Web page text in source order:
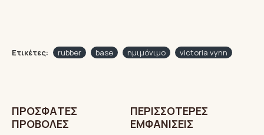
Ετικέτες: rubber base ημιμόνιμο victoria vynn
ΠΡΌΣΦΑTΕΣ
ΠΡΟΒΟΛΈΣ
ΠΕΡΙΣΣΌΤΕΡΕΣ
ΕΜΦΑΝΊΣΕΙΣ